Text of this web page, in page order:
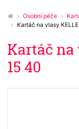
Osobní péče
Kartáč na vlasy
Kartáč na
15 40